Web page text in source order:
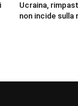
Ucraina,
non incide sulla